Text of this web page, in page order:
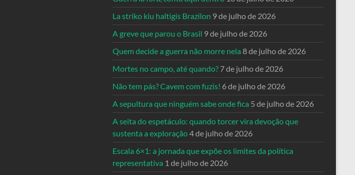
La striko kiu haltigis Brazilon 9 de julho de 2026
A greve que parou o Brasil 9 de julho de 2026
Quem decide a guerra não morre nela 8 de julho de 2026
Mortes no campo, até quando? 7 de julho de 2026
Não tem pás? Cavem com fuzis! 6 de julho de 2026
A sepultura que ninguém sabe onde fica 5 de julho de 2026
A seita do espetáculo: quando torcer vira devoção que
sustenta a exploração4 de julho de 2026
Escala 6×1: a jornada que expõe os limites da política
representativa 1 de julho de 2026